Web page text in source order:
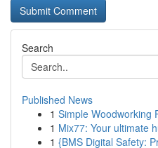
Search
Published News
1 Simple Woodworking
1 Mix77: Your ultimate
1 {BMS Digital Safety: